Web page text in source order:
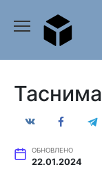
содержанию
Таснима
ОБНОВЛЕНО
22.01.2024